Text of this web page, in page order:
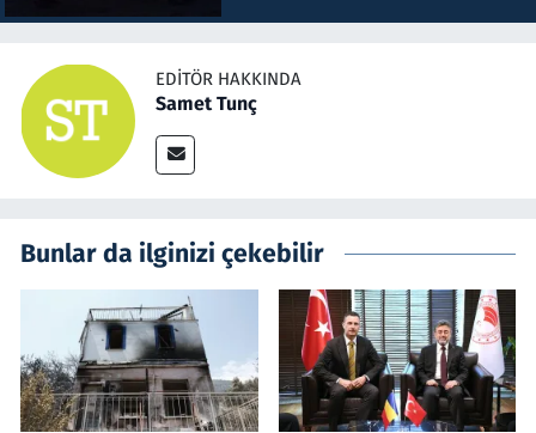
EDITÖR HAKKINDA
Samet Tunç
Bunlar da ilginizi çekebilir